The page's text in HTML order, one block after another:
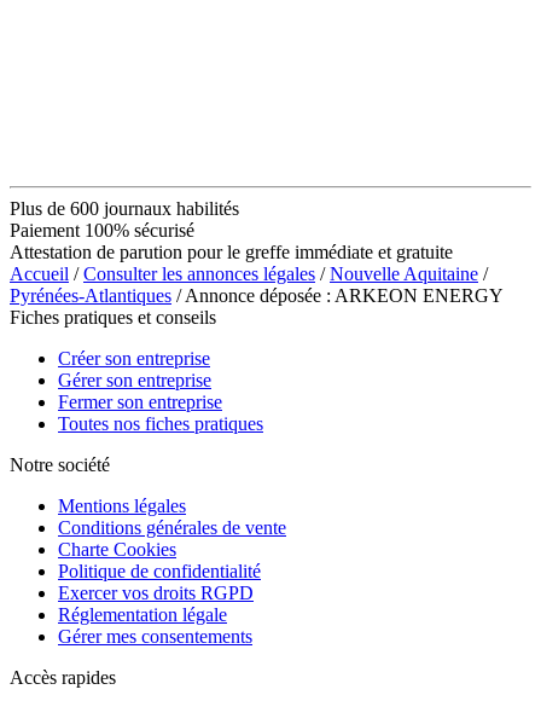
Plus de 600 journaux habilités
Paiement 100% sécurisé
Attestation de parution pour le greffe immédiate et gratuite
Accueil /Consulter les annonces légales /Nouvelle Aquitaine /
Pyrénées-Atlantiques / Annonce déposée : ARKEON ENERGY
Fiches pratiques et conseils
Créer son entreprise
Gérer son entreprise
Fermer son entreprise
Toutes nos fiches pratiques
Notre société
Mentions légales
Conditions générales de vente
Charte Cookies
Politique de confidentialité
Exercer vos droits RGPD
Réglementation légale
Gérer mes consentements
Accès rapides